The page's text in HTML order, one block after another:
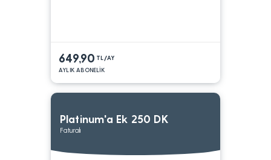
649,90 TL/AY
AYLIK ABONELİK
Platinum'a Ek 250 DK
Faturalı